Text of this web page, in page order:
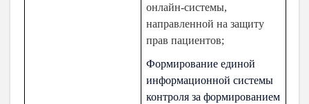
онлайн-системы,
направленной на защиту
прав пациентов;
Формирование единой
информационной системы
контроля за формированием